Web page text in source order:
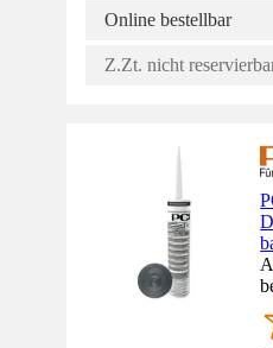
Online bestellbar
Z.Zt. nicht